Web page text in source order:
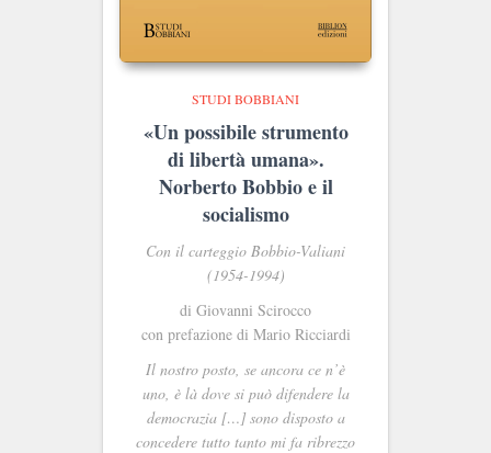
STUDI BOBBIANI
«Un possibile strumento
di libertà umana».
Norberto Bobbio e il
socialismo
Con il carteggio Bobbio-Valiani
(1954-1994)
di Giovanni Scirocco
con prefazione di Mario Ricciardi
Il nostro posto, se ancora ce n’è
uno, è là dove si può difendere la
democrazia […] sono disposto a
concedere tutto tanto mi fa ribrezzo